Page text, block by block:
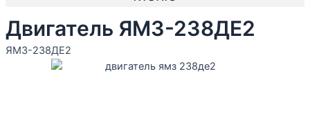
Двигатель ЯМЗ-238ДЕ2
ЯМЗ-238ДЕ2